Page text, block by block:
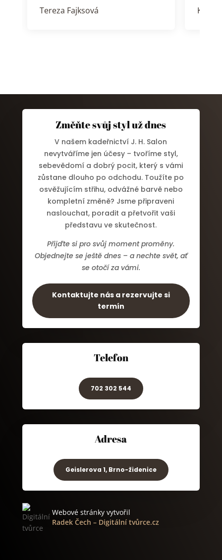
Tereza Fajksová
Změňte svůj styl už dnes
V našem kadeřnictví J. H. Salon
nevytváříme jen účesy – tvoříme styl,
sebevědomí a dobrý pocit, který s vámi
zůstane dlouho po odchodu. Toužíte po
osvěžujícím střihu, odvážné barvě nebo
kompletní změně? Jsme připraveni
naslouchat, poradit a přetvořit vaši
představu ve skutečnost.
Přijďte si pro svůj moment proměny.
Objednejte se ještě dnes – a nechte svět, ať
se otočí za vámi.
Kontaktujte nás a rezervujte si
termín
Telefon
702 302 544
Adresa
Geislerova 1, Brno-židenice
Webové stránky vytvořil
Radek Čech – Digitální tvůrce.cz